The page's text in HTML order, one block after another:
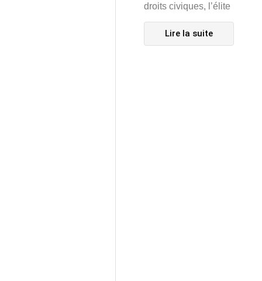
droits civiques, l’élite
Lire la suite